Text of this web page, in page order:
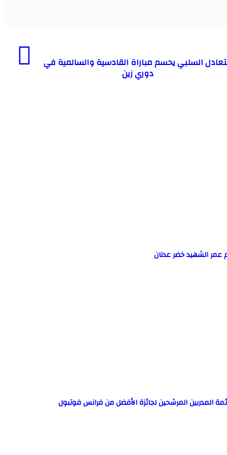
السلبي يحسم مباراة القادسية والسالمية في
دوري زين
عمر الشهيد خضر عدنان
المدربين المرشحين لجائزة الأفضل من فرانس فوتبول